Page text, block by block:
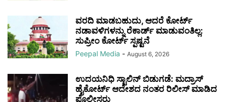
ವರದಿ ಮಾಡಬಹುದು, ಆದರೆ ಕೋರ್ಟ್
ನಡಾವಳಿಗಳನ್ನು ರೆಕಾರ್ಡ್ ಮಾಡುವಂತಿಲ್ಲ:
ಸುಪ್ರೀಂ ಕೋರ್ಟ್ ಸ್ಪಷ್ಟನೆ
Peepal Media - August 6, 2026
ಉದಯನಿಧಿ ಸ್ಟಾಲಿನ್ ಬಿಡುಗಡೆ: ಮದ್ರಾಸ್
ಹೈಕೋರ್ಟ್ ಆದೇಶದ ನಂತರ ರಿಲೀಸ್ ಮಾಡಿದ
ಪೊಲೀಸರು